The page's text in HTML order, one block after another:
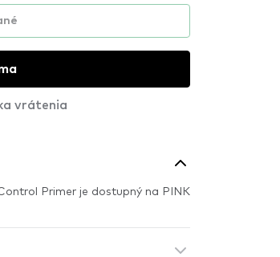
vrátenia
Primer je dostupný na PINK